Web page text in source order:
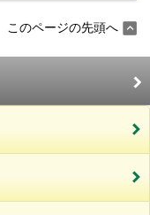
このページの先頭へ